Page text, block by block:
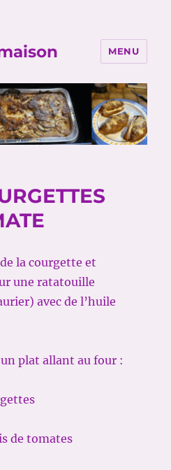
MENU
la courgette et
une ratatouille
avec de l’huile
plat allant au four :
de tomates